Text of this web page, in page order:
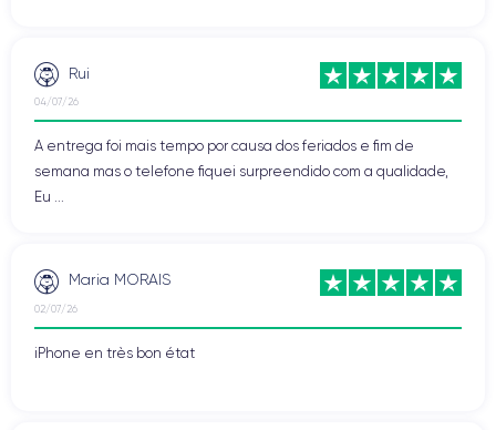
Rui
04/07/26
A entrega foi mais tempo por causa dos feriados e fim de
semana mas o telefone fiquei surpreendido com a qualidade,
Eu ...
Maria MORAIS
02/07/26
iPhone en très bon état